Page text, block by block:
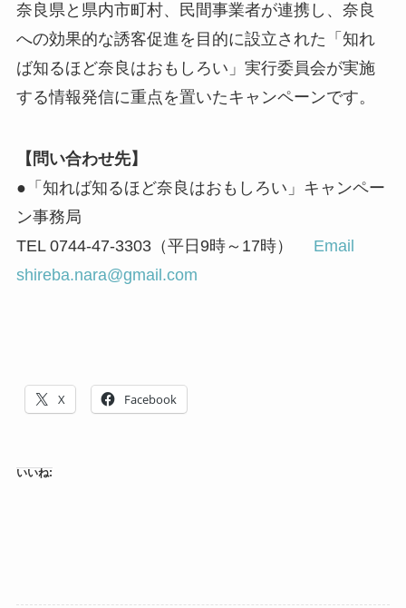
奈良県と県内市町村、民間事業者が連携し、奈良
への効果的な誘客促進を目的に設立された「知れ
ば知るほど奈良はおもしろい」実行委員会が実施
する情報発信に重点を置いたキャンペーンです。
【問い合わせ先】
●「知れば知るほど奈良はおもしろい」キャンペー
ン事務局
TEL 0744-47-3303（平日9時～17時） Email
shireba.nara@gmail.com
X Facebook
いいね: